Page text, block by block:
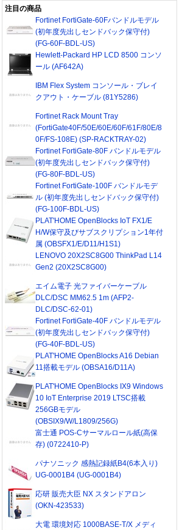
注目の商品
Fortinet FortiGate-60Fバンドルモデル
(初年度先出しセンドバック保守付)
(FG-60F-BDL-US)
Hewlett-Packard HP LCD 8500 コンソ
ール (AF642A)
IBM Flex System コンソール・ブレイ
クアウト・ケーブル (81Y5286)
Fortinet Rack Mount Tray
(FortiGate40F/50E/60E/60F/61F/80E/8
0F/FS-108E) (SP-RACKTRAY-02)
Fortinet FortiGate-80F バンドルモデル
(初年度先出しセンドバック保守付)
(FG-80F-BDL-US)
Fortinet FortiGate-100F バンドルモデ
ル (初年度先出しセンドバック保守付)
(FG-100F-BDL-US)
PLAT'HOME OpenBlocks IoT FX1/E
H/W保守及びサブスクリプション1年付
属 (OBSFX1/E/D11/H1S1)
LENOVO 20X2SC8G00 ThinkPad L14
Gen2 (20X2SC8G00)
エイム電子 光ファイバーケーブル
DLC/DSC MM62.5 1m (AFP2-
DLC/DSC-62-01)
Fortinet FortiGate-40F バンドルモデル
(初年度先出しセンドバック保守付)
(FG-40F-BDL-US)
PLAT'HOME OpenBlocks A16 Debian
11搭載モデル (OBSA16/D11A)
PLAT'HOME OpenBlocks IX9 Windows
10 IoT Enterprise 2019 LTSC搭載
256GBモデル
(OBSIX9/W/L1809/256G)
富士通 POS-Cサーマルロール紙(高保
存) (0722410-P)
パナソニック 感熱記録紙B4(6本入り)
UG-0001B4 (UG-0001B4)
応研 販売大臣 NX スタンドアロン
(OKN-423533)
大電 環境対応 1000BASE-T/X メディ